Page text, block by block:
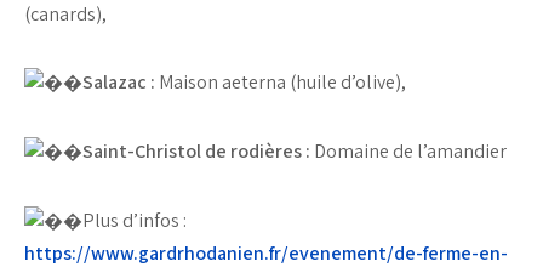
(canards),
Salazac : Maison aeterna (huile d’olive),
Saint-Christol de rodières : Domaine de l’amandier
Plus d’infos :
https://www.gardrhodanien.fr/evenement/de-ferme-en-